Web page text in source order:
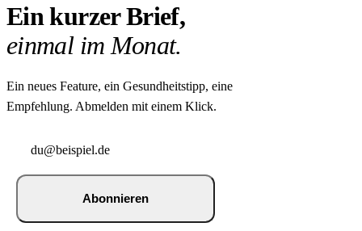
Ein kurzer Brief,
einmal im Monat.
Ein neues Feature, ein Gesundheitstipp, eine
Empfehlung. Abmelden mit einem Klick.
Abonnieren